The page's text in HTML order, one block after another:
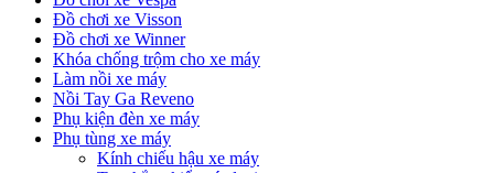
Đồ chơi xe Visson
Đồ chơi xe Winner
Khóa chống trộm cho xe máy
Làm nồi xe máy
Nồi Tay Ga Reveno
Phụ kiện đèn xe máy
Phụ tùng xe máy
Kính chiếu hậu xe máy